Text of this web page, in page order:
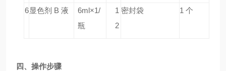
6显色剂 B 液
6ml×1/
瓶
1
2
密封袋 1 个
四、操作步骤